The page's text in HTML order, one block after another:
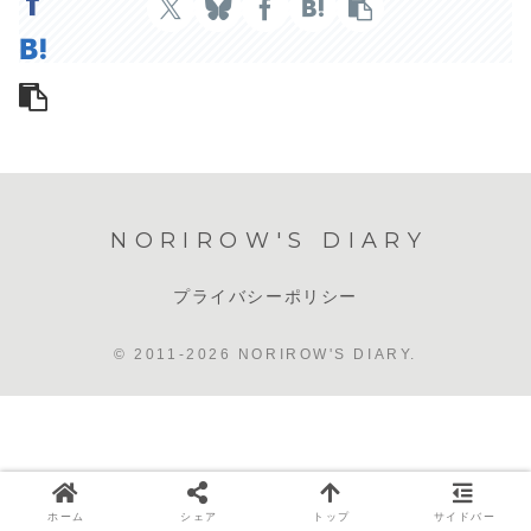
NORIROW'S DIARY
プライバシーポリシー
© 2011-2026 NORIROW'S DIARY.
ホーム シェア トップ サイドバー